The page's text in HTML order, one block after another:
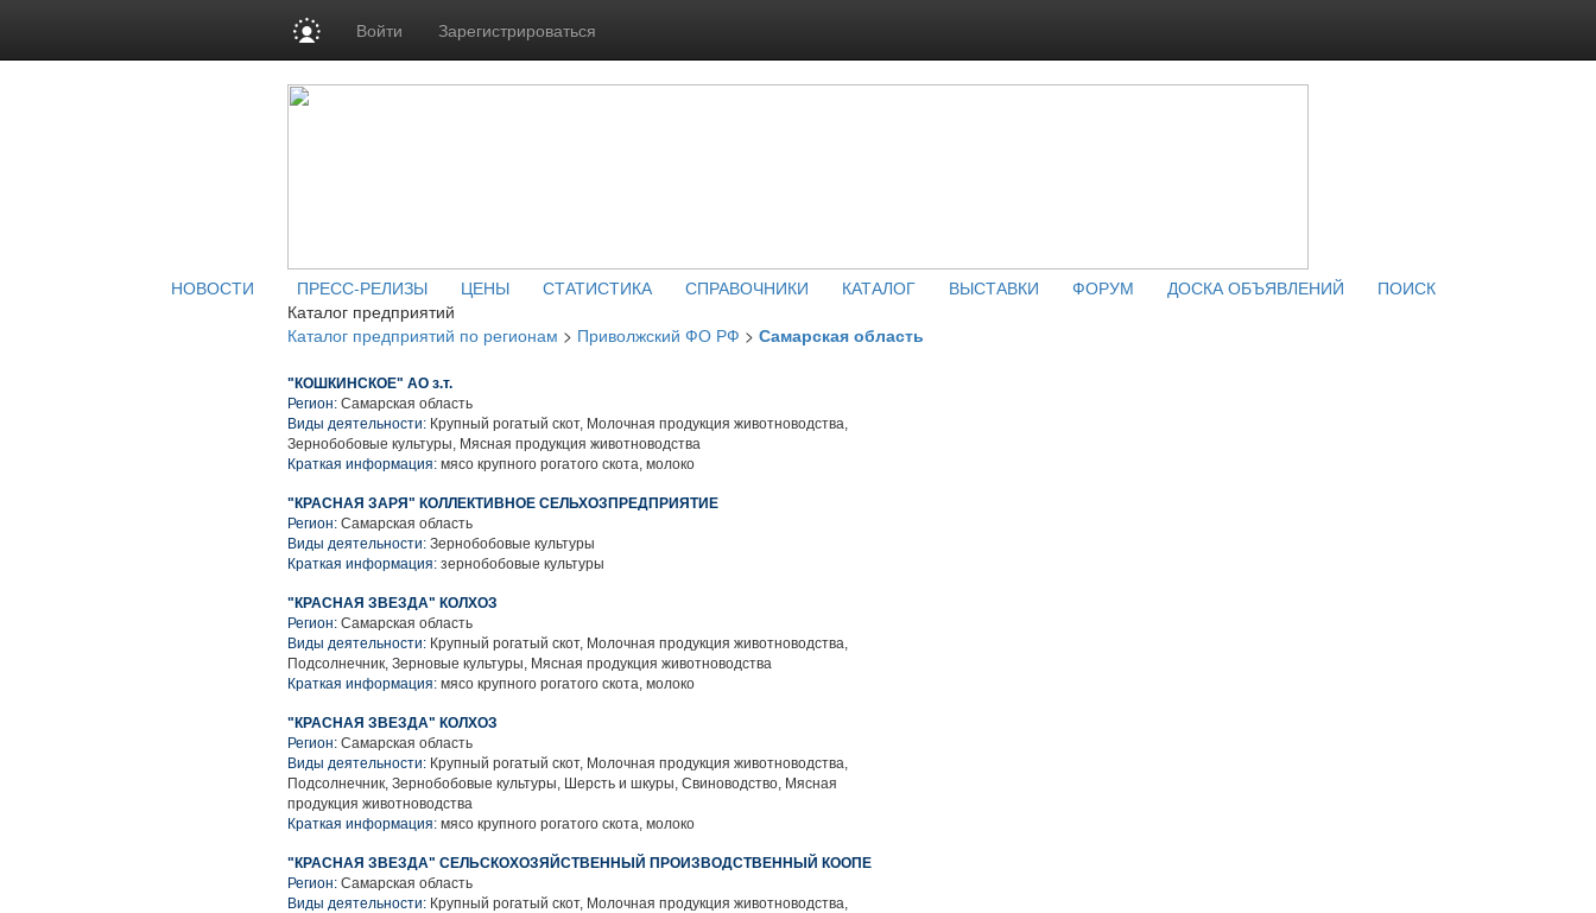
Войти Зарегистрироваться
НОВОСТИ ПРЕСС-РЕЛИЗЫ ЦЕНЫ СТАТИСТИКА СПРАВОЧНИКИ КАТАЛОГ ВЫСТАВКИ ФОРУМ ДОСКА ОБЪЯВЛЕНИЙ
ПОИСК
Каталог предприятий
Каталог предприятий по регионам > Приволжский ФО РФ > Самарская область
"КОШКИНСКОЕ" АО з.т.
Регион: Самарская область
Виды деятельности: Крупный рогатый скот, Молочная продукция животноводства,
Зернобобовые культуры, Мясная продукция животноводства
Краткая информация: мясо крупного рогатого скота, молоко
"КРАСНАЯ ЗАРЯ" КОЛЛЕКТИВНОЕ СЕЛЬХОЗПРЕДПРИЯТИЕ
Регион: Самарская область
Виды деятельности: Зернобобовые культуры
Краткая информация: зернобобовые культуры
"КРАСНАЯ ЗВЕЗДА" КОЛХОЗ
Регион: Самарская область
Виды деятельности: Крупный рогатый скот, Молочная продукция животноводства,
Подсолнечник, Зерновые культуры, Мясная продукция животноводства
Краткая информация: мясо крупного рогатого скота, молоко
"КРАСНАЯ ЗВЕЗДА" КОЛХОЗ
Регион: Самарская область
Виды деятельности: Крупный рогатый скот, Молочная продукция животноводства,
Подсолнечник, Зернобобовые культуры, Шерсть и шкуры, Свиноводство, Мясная
продукция животноводства
Краткая информация: мясо крупного рогатого скота, молоко
"КРАСНАЯ ЗВЕЗДА" СЕЛЬСКОХОЗЯЙСТВЕННЫЙ ПРОИЗВОДСТВЕННЫЙ КООПЕ
Регион: Самарская область
Виды деятельности: Крупный рогатый скот, Молочная продукция животноводства,